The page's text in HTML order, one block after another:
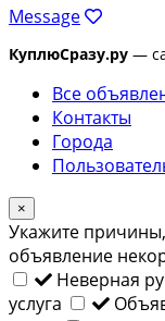
Message
КуплюСразу.ру —
Все
Контакты
Города
×
Укажите
объявление
Неверная
услуга